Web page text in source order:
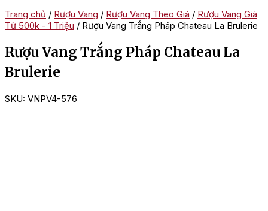
Trang chủ / Rượu Vang / Rượu Vang Theo Giá / Rượu Vang Giá
Từ 500k - 1 Triệu / Rượu Vang Trắng Pháp Chateau La Brulerie
Rượu Vang Trắng Pháp Chateau La
Brulerie
SKU: VNPV4-576